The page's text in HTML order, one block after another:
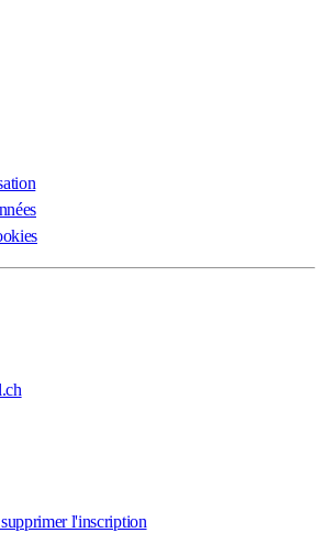
l'inscription